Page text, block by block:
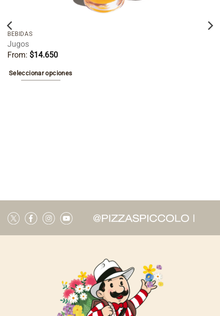
BEBIDAS
Jugos
From: $14.650
Seleccionar opciones
la
página